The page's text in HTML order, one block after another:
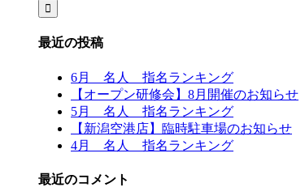
最近の投稿
6月 名人 指名ランキング
【オープン研修会】8月開催のお知らせ
5月 名人 指名ランキング
【新潟空港店】臨時駐車場のお知らせ
4月 名人 指名ランキング
最近のコメント